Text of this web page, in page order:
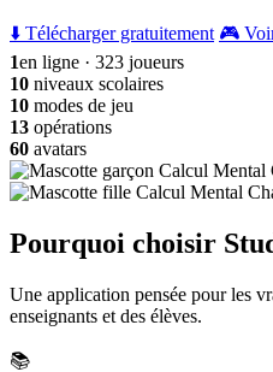
⬇️ Télécharger gratuitement 🎮
1en ligne · 323 joueurs
10 niveaux scolaires
10 modes de jeu
13 opérations
60 avatars
Pourquoi choisir
Une application pensée pour les
enseignants et des élèves.
📚